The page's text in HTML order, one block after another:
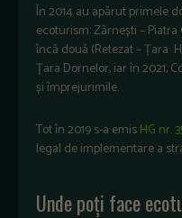
În 2014 au apărut primele
ecoturism: Zărnești –
încă două (Retezat – Țara
Țara Dornelor, iar în 2021,
și împrejurimile.
Tot în 2019 s-a emisHG nr.
legal de implementare a
Unde poți face